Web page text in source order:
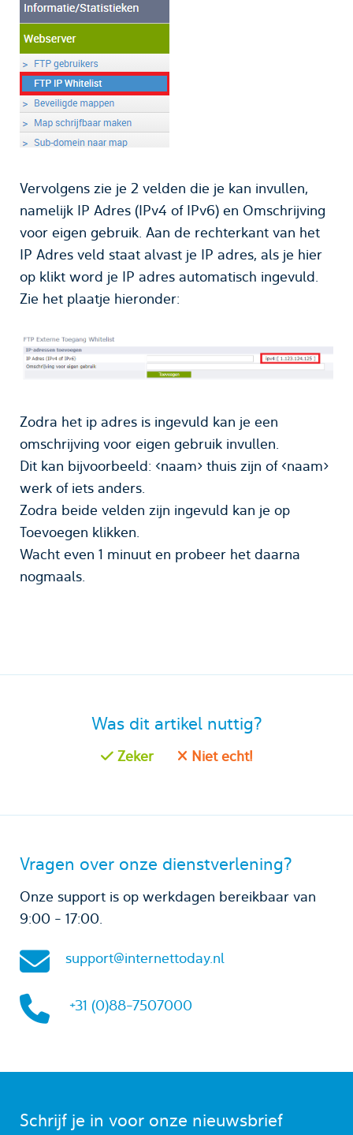
Vervolgens zie je 2 velden die je kan invullen,
namelijk IP Adres (IPv4 of IPv6) en Omschrijving
voor eigen gebruik. Aan de rechterkant van het
IP Adres veld staat alvast je IP adres, als je hier
op klikt word je IP adres automatisch ingevuld.
Zie het plaatje hieronder:
Zodra het ip adres is ingevuld kan je een
omschrijving voor eigen gebruik invullen.
Dit kan bijvoorbeeld: <naam> thuis zijn of <naam>
werk of iets anders.
Zodra beide velden zijn ingevuld kan je op
Toevoegen klikken.
Wacht even 1 minuut en probeer het daarna
nogmaals.
Was dit artikel nuttig?
Zeker Niet echt!
Vragen over onze dienstverlening?
Onze support is op werkdagen bereikbaar van
9:00 - 17:00.
support@internettoday.nl
+31 (0)88-7507000
Schrijf je in voor onze nieuwsbrief